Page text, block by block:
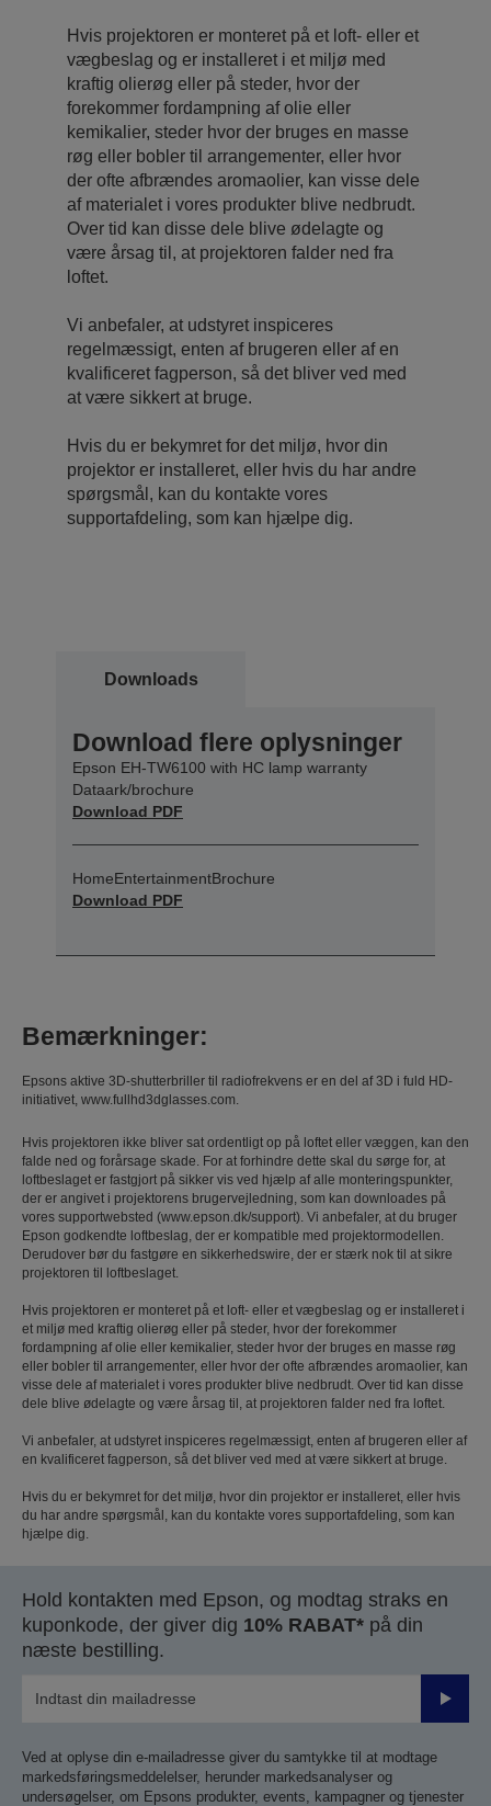
Hvis projektoren er monteret på et loft- eller et
vægbeslag og er installeret i et miljø med
kraftig olierøg eller på steder, hvor der
forekommer fordampning af olie eller
kemikalier, steder hvor der bruges en masse
røg eller bobler til arrangementer, eller hvor
der ofte afbrændes aromaolier, kan visse dele
af materialet i vores produkter blive nedbrudt.
Over tid kan disse dele blive ødelagte og
være årsag til, at projektoren falder ned fra
loftet.
Vi anbefaler, at udstyret inspiceres
regelmæssigt, enten af ​brugeren eller af en
kvalificeret fagperson, så det bliver ved med
at være sikkert at bruge.
Hvis du er bekymret for det miljø, hvor din
projektor er installeret, eller hvis du har andre
spørgsmål, kan du kontakte vores
supportafdeling, som kan hjælpe dig.
Downloads
Download flere oplysninger
Epson EH-TW6100 with HC lamp warranty
Dataark/brochure
Download PDF
HomeEntertainmentBrochure
Download PDF
Bemærkninger:
Epsons aktive 3D-shutterbriller til radiofrekvens er en del af 3D i fuld HD-
initiativet, www.fullhd3dglasses.com.
Hvis projektoren ikke bliver sat ordentligt op på loftet eller væggen, kan den
falde ned og forårsage skade. For at forhindre dette skal du sørge for, at
loftbeslaget er fastgjort på sikker vis ved hjælp af alle monteringspunkter,
der er angivet i projektorens brugervejledning, som kan downloades på
vores supportwebsted (www.epson.dk/support). Vi anbefaler, at du bruger
Epson godkendte loftbeslag, der er kompatible med projektormodellen.
Derudover bør du fastgøre en sikkerhedswire, der er stærk nok til at sikre
projektoren til loftbeslaget.
Hvis projektoren er monteret på et loft- eller et vægbeslag og er installeret i
et miljø med kraftig olierøg eller på steder, hvor der forekommer
fordampning af olie eller kemikalier, steder hvor der bruges en masse røg
eller bobler til arrangementer, eller hvor der ofte afbrændes aromaolier, kan
visse dele af materialet i vores produkter blive nedbrudt. Over tid kan disse
dele blive ødelagte og være årsag til, at projektoren falder ned fra loftet.
Vi anbefaler, at udstyret inspiceres regelmæssigt, enten af ​brugeren eller af
en kvalificeret fagperson, så det bliver ved med at være sikkert at bruge.
Hvis du er bekymret for det miljø, hvor din projektor er installeret, eller hvis
du har andre spørgsmål, kan du kontakte vores supportafdeling, som kan
hjælpe dig.
Hold kontakten med Epson, og modtag straks en
kuponkode, der giver dig 10% RABAT* på din
næste bestilling.
Send
Ved at oplyse din e-mailadresse giver du samtykke til at modtage
markedsføringsmeddelelser, herunder markedsanalyser og
undersøgelser, om Epsons produkter, events, kampagner og tjenester